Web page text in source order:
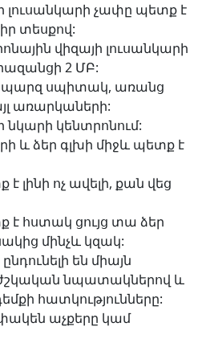
լուսանկարի չափը պետք է
տեսքով:
վիզայի լուսանկարի
2 ՄԲ:
պարզ սպիտակ, առանց
առարկաների:
նկարի կենտրոնում:
և ձեր գլխի միջև պետք է
լինի ոչ ավելի, քան վեց
է հստակ ցույց տա ձեր
մինչև կզակ:
են միայն
նպատակներով և
հատկությունները:
աչքերը կամ